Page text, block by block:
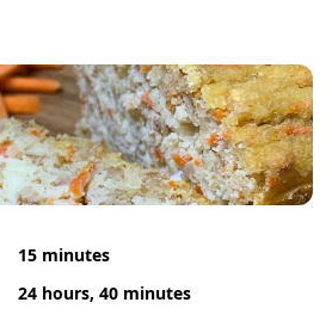
15 minutes
24 hours, 40 minutes